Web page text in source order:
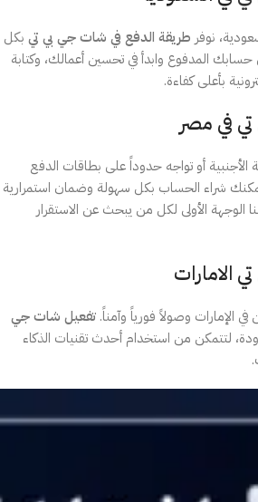
نوفر طريقة الدفع في شات جي بي تي بكل
المدفوع وابدأ في تحسين أعمالك، وكتابة
بأعلى كفاءة.
في مصر
الأجنبية أو تواجه حدوداً على بطاقات الدفع
يمكنك شراء الحساب بكل سهولة وضمان استمرارية
الوجهة الأولى لكل من يبحث عن الاستقرار
الامارات
الإمارات وصولاً فورياً وآمناً. تفعيل شات جي
لتتمكن من استخدام أحدث تقنيات الذكاء